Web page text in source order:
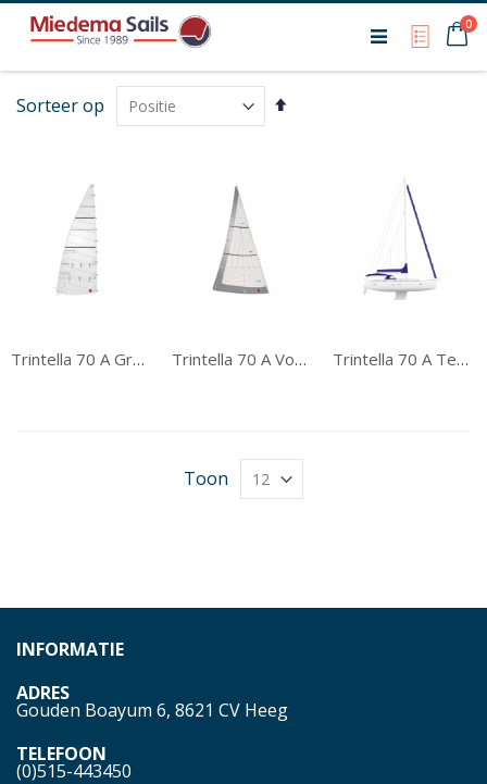
My0
Sorteer op
Van
Trintella 70 A Grootzeil Trintella 70 A Voorzeil Trintella 70 A Tentwerk
Toon
INFORMATIE
ADRES
Gouden Boayum 6, 8621 CV Heeg
TELEFOON
(0)515-443450